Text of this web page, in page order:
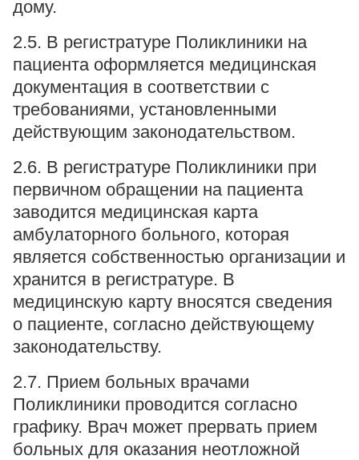
дому.
2.5. В регистратуре Поликлиники на
пациента оформляется медицинская
документация в соответствии с
требованиями, установленными
действующим законодательством.
2.6. В регистратуре Поликлиники при
первичном обращении на пациента
заводится медицинская карта
амбулаторного больного, которая
является собственностью организации и
хранится в регистратуре. В
медицинскую карту вносятся сведения
о пациенте, согласно действующему
законодательству.
2.7. Прием больных врачами
Поликлиники проводится согласно
графику. Врач может прервать прием
больных для оказания неотложной